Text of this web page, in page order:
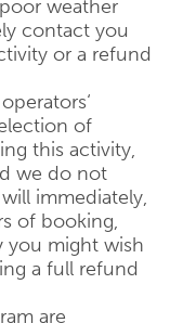
weather
contact you
or a refund
of
this activity,
we do not
immediately,
of booking,
you might wish
a full refund
are